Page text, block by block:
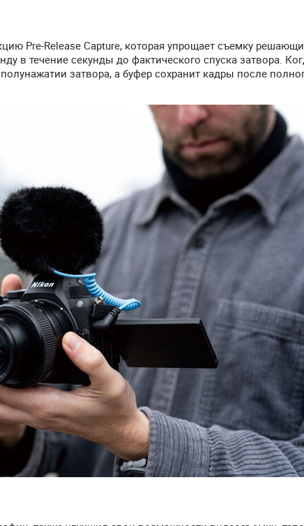
Pre-Release Capture, которая упрощает съемку
в течение секунды до фактического спуска затвора.
затвора, а буфер сохранит кадры после